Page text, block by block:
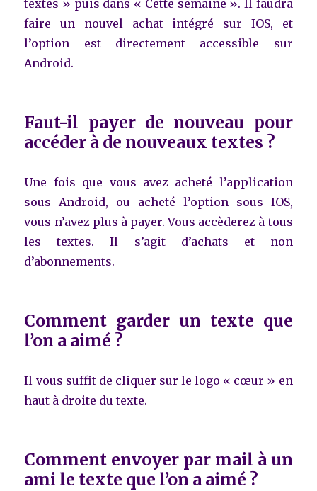
textes » puis dans « Cette semaine ». Il faudra
faire un nouvel achat intégré sur IOS, et
l’option est directement accessible sur
Android.
Faut-il payer de nouveau pour
accéder à de nouveaux textes ?
Une fois que vous avez acheté l’application
sous Android, ou acheté l’option sous IOS,
vous n’avez plus à payer. Vous accèderez à tous
les textes. Il s’agit d’achats et non
d’abonnements.
Comment garder un texte que
l’on a aimé ?
Il vous suffit de cliquer sur le logo « cœur » en
haut à droite du texte.
Comment envoyer par mail à un
ami le texte que l’on a aimé ?